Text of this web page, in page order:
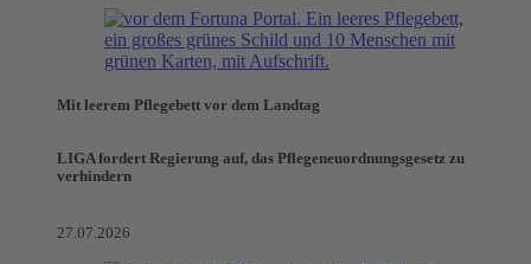
Mit leerem Pflegebett vor dem Landtag
LIGA fordert Regierung auf, das Pflegeneuordnungsgesetz zu
verhindern
27.07.2026